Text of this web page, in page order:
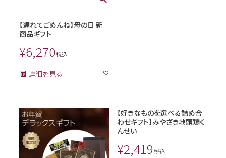
【遅れてごめんね】母の日 新
商品ギフト
¥6,270税込
詳細を見る
【好きなものを選べる詰め合
わせギフト】みやざき地頭鶏く
んせい
¥2,419税込